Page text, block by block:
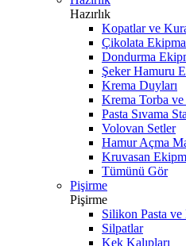
Hazırlık
Kopatlar ve
Çikolata
Dondurma
Şeker Hamuru
Krema Duyları
Krema Torba ve
Pasta Sıvama
Volovan Setler
Hamur Açma
Kruvasan
Tümünü Gör
Pişirme
Pişirme
Silikon Pasta ve
Silpatlar
Kek Kalıpları